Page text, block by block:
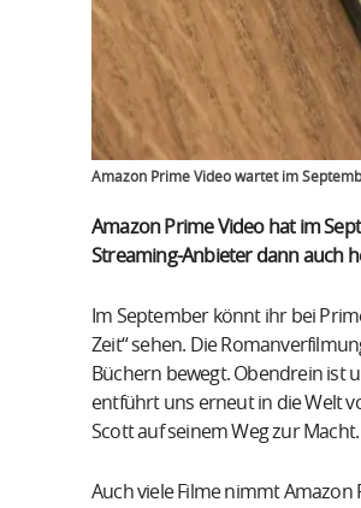
Amazon Prime Video wartet im
Amazon Prime Video hat im
Streaming-Anbieter dann auch
Im September könnt ihr bei
Zeit“ sehen. Die
Büchern bewegt. Obendrein ist
entführt uns erneut in die Welt
Scott auf seinem Weg zur Macht.
Auch viele Filme nimmt Amazon